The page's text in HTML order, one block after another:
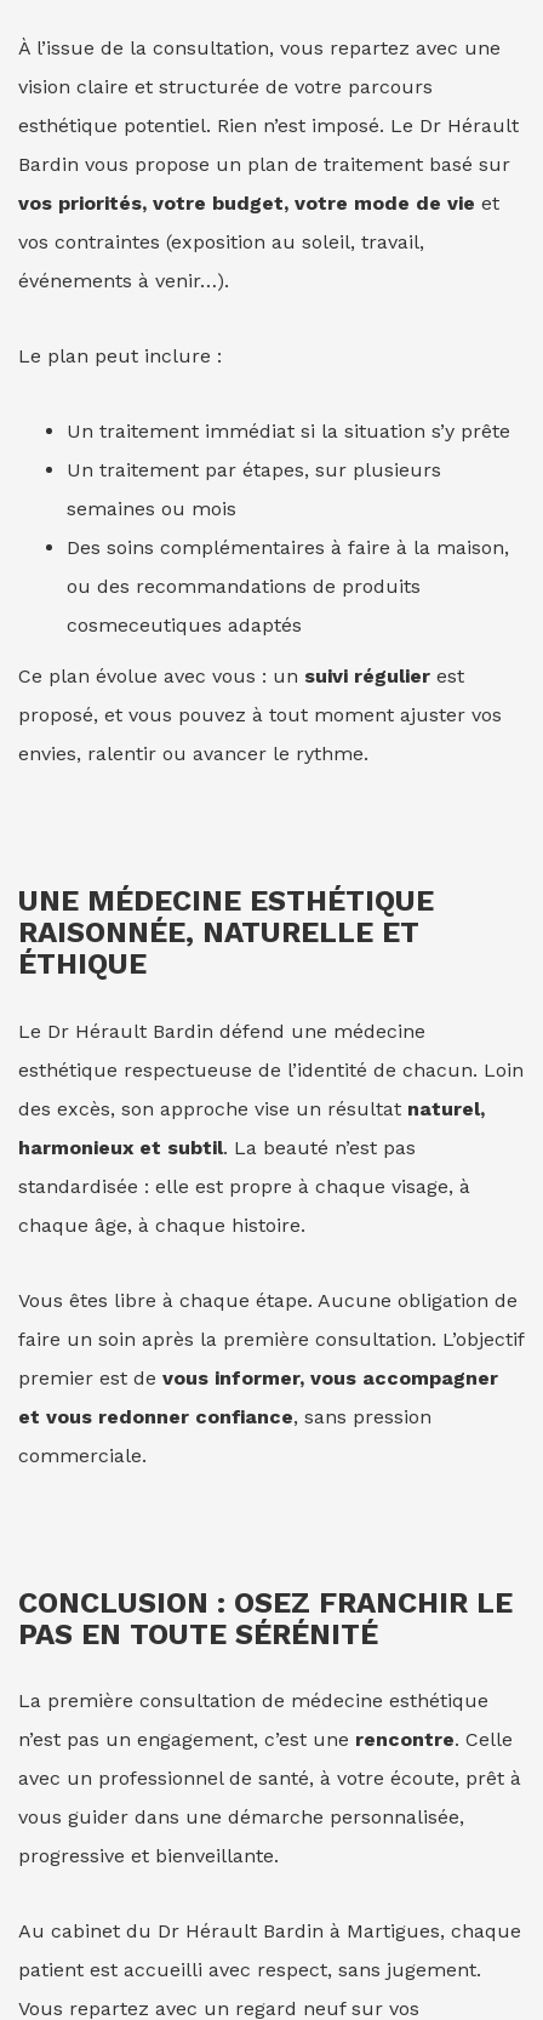
À l’issue de la consultation, vous repartez avec une
vision claire et structurée de votre parcours
esthétique potentiel. Rien n’est imposé. Le Dr Hérault
Bardin vous propose un plan de traitement basé sur
vos priorités, votre budget, votre mode de vie et
vos contraintes (exposition au soleil, travail,
événements à venir…).
Le plan peut inclure :
Un traitement immédiat si la situation s’y prête
Un traitement par étapes, sur plusieurs
semaines ou mois
Des soins complémentaires à faire à la maison,
ou des recommandations de produits
cosmeceutiques adaptés
Ce plan évolue avec vous : un suivi régulier est
proposé, et vous pouvez à tout moment ajuster vos
envies, ralentir ou avancer le rythme.
UNE MÉDECINE ESTHÉTIQUE
RAISONNÉE, NATURELLE ET
ÉTHIQUE
Le Dr Hérault Bardin défend une médecine
esthétique respectueuse de l’identité de chacun. Loin
des excès, son approche vise un résultat naturel,
harmonieux et subtil. La beauté n’est pas
standardisée : elle est propre à chaque visage, à
chaque âge, à chaque histoire.
Vous êtes libre à chaque étape. Aucune obligation de
faire un soin après la première consultation. L’objectif
premier est de vous informer, vous accompagner
et vous redonner confiance, sans pression
commerciale.
CONCLUSION : OSEZ FRANCHIR LE
PAS EN TOUTE SÉRÉNITÉ
La première consultation de médecine esthétique
n’est pas un engagement, c’est une rencontre. Celle
avec un professionnel de santé, à votre écoute, prêt à
vous guider dans une démarche personnalisée,
progressive et bienveillante.
Au cabinet du Dr Hérault Bardin à Martigues, chaque
patient est accueilli avec respect, sans jugement.
Vous repartez avec un regard neuf sur vos